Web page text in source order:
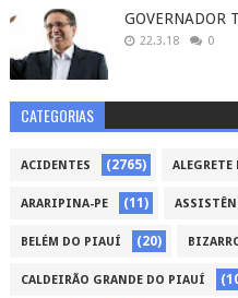
GOVERNADOR
22.3.18 0
CATEGORIAS
ACIDENTES (2765)
ARARIPINA-PE (11)
BELÉM DO PIAUÍ (20)
CALDEIRÃO GRANDE DO PIAUÍ